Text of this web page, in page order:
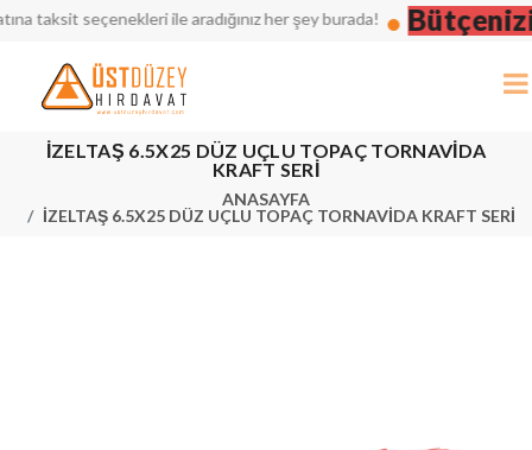
seçenekleri ile aradığınız her şey burada! Bütçenizi
İZELTAŞ 6.5X25 DÜZ UÇLU TOPAÇ TORNAVİDA
KRAFT SERİ
ANASAYFA
İZELTAŞ 6.5X25 DÜZ UÇLU TOPAÇ TORNAVİDA KRAFT SERİ